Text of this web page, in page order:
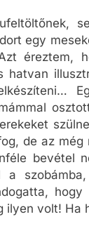
egy
éreztem,
hatvan
de az
bevétel
ilyen volt! Ha